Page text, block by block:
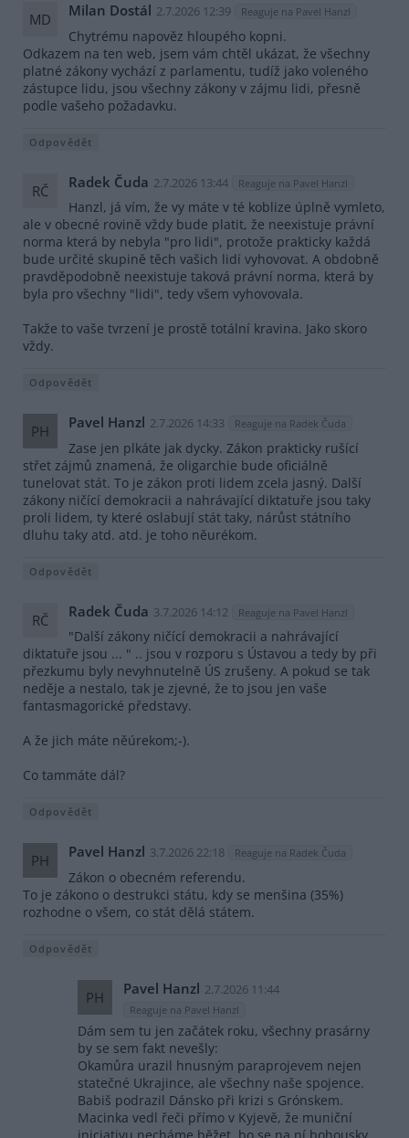
MD Milan Dostál 2.7.2026 12:39 Reaguje na Pavel Hanzl
Chytrému napověz hloupého kopni.
Odkazem na ten web, jsem vám chtěl ukázat, že všechny
platné zákony vychází z parlamentu, tudíž jako voleného
zástupce lidu, jsou všechny zákony v zájmu lidi, přesně
podle vašeho požadavku.
Odpovědět
RČ Radek Čuda 2.7.2026 13:44 Reaguje na Pavel Hanzl
Hanzl, já vím, že vy máte v té koblize úplně vymleto,
ale v obecné rovině vždy bude platit, že neexistuje právní
norma která by nebyla "pro lidi", protože prakticky každá
bude určité skupině těch vašich lidí vyhovovat. A obdobně
pravděpodobně neexistuje taková právní norma, která by
byla pro všechny "lidi", tedy všem vyhovovala.
Takže to vaše tvrzení je prostě totální kravina. Jako skoro
vždy.
Odpovědět
PH Pavel Hanzl 2.7.2026 14:33 Reaguje na Radek Čuda
Zase jen plkáte jak dycky. Zákon prakticky rušící
střet zájmů znamená, že oligarchie bude oficiálně
tunelovat stát. To je zákon proti lidem zcela jasný. Další
zákony ničící demokracii a nahrávající diktatuře jsou taky
proli lidem, ty které oslabují stát taky, nárůst státního
dluhu taky atd. atd. je toho něurékom.
Odpovědět
RČ Radek Čuda 3.7.2026 14:12 Reaguje na Pavel Hanzl
"Další zákony ničící demokracii a nahrávající
diktatuře jsou ... " .. jsou v rozporu s Ústavou a tedy by při
přezkumu byly nevyhnutelně ÚS zrušeny. A pokud se tak
neděje a nestalo, tak je zjevné, že to jsou jen vaše
fantasmagorické představy.
A že jich máte něúrekom;-).
Co tammáte dál?
Odpovědět
PH Pavel Hanzl 3.7.2026 22:18 Reaguje na Radek Čuda
Zákon o obecném referendu.
To je zákono o destrukci státu, kdy se menšina (35%)
rozhodne o všem, co stát dělá státem.
Odpovědět
PH Pavel Hanzl 2.7.2026 11:44
Reaguje na Pavel Hanzl
Dám sem tu jen začátek roku, všechny prasárny
by se sem fakt nevešly:
Okamůra urazil hnusným paraprojevem nejen
statečné Ukrajince, ale všechny naše spojence.
Babiš podrazil Dánsko při krizi s Grónskem.
Macinka vedl řeči přímo v Kyjevě, že muniční